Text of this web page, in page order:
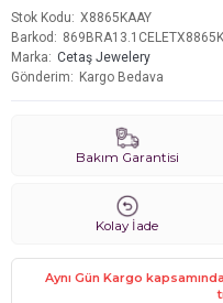
Stok Kodu
X8865KAAY
Barkod
Marka
Cetaş Jewelery
Gönderim
Kargo Bedava
Bakım Garantisi
Kolay İade
Aynı Gün Kargo